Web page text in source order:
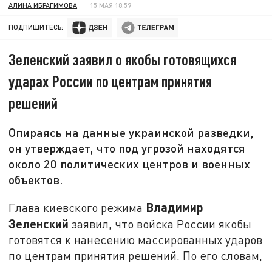
АЛИНА ИБРАГИМОВА 15 МАЯ 18:59
ПОДПИШИТЕСЬ:
Зеленский заявил о якобы готовящихся
ударах России по центрам принятия
решений
Опираясь на данные украинской разведки,
он утверждает, что под угрозой находятся
около 20 политических центров и военных
объектов.
Глава киевского режима Владимир
Зеленский заявил, что войска России якобы
готовятся к нанесению массированных ударов
по центрам принятия решений. По его словам,